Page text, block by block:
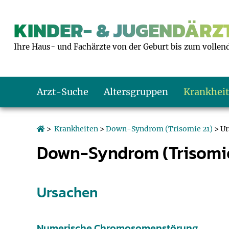
KINDER- &
Ihre Haus- und Fachärzte von der Geburt bis zum
Arzt-Suche Altersgruppen
Kleinkinder
Kleinkind: U7
Impfen: Wann
Giftnotruf
Sozialpädiatrie
Körpergrößen-
> Krankheiten >Down-Syndrom (Trisomie 21) >
Down-Syndrom
Ursachen